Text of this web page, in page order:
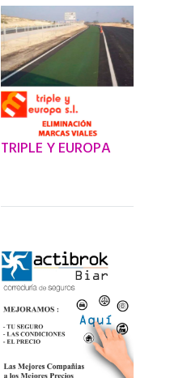
y aquí se quedaron,
y están aquellos que
estuvieron de paso
por la capital
alicantina y se
marcharon
llevándose un buen
TRIPLE Y EUROPA